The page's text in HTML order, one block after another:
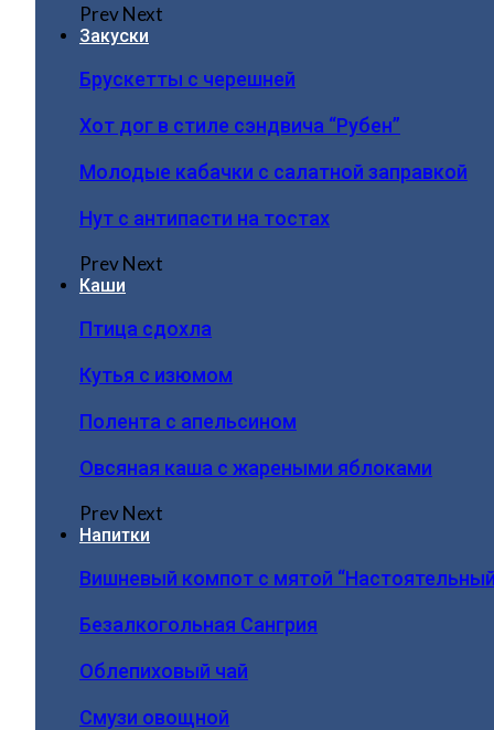
PrevNext
Закуски
Брускетты с черешней
Хот дог в стиле сэндвича “Рубен”
Молодые кабачки с салатной заправкой
Нут с антипасти на тостах
PrevNext
Каши
Птица сдохла
Кутья с изюмом
Полента с апельсином
Овсяная каша с жареными яблоками
PrevNext
Напитки
Вишневый компот с мятой
Безалкогольная Сангрия
Облепиховый чай
Смузи овощной